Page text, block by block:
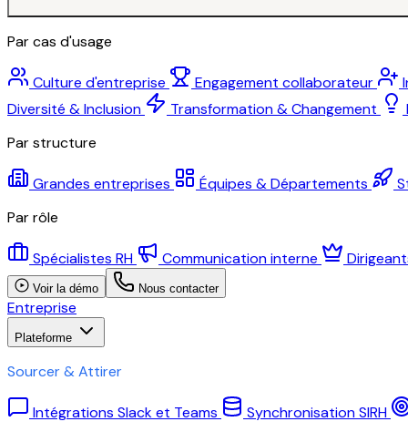
Par cas d'usage
Culture d'entreprise Engagement collaborateur
Diversité & Inclusion
Transformation & Changement
Par structure
Grandes entreprises Équipes & Départements
Par rôle
Spécialistes RH Communication interne
Voir la démo Nous contacter
Entreprise
Plateforme
Sourcer & Attirer
Intégrations Slack et Teams
Synchronisation SIRH